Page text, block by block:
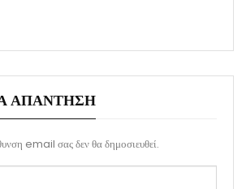
ΑΠΆΝΤΗΣΗ
email σας δεν θα δημοσιευθεί.